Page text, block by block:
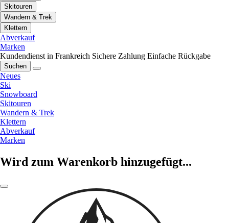
Skitouren
Wandern & Trek
Klettern
Abverkauf
Marken
Kundendienst in Frankreich Sichere Zahlung Einfache Rückgabe
Suchen
Neues
Ski
Snowboard
Skitouren
Wandern & Trek
Klettern
Abverkauf
Marken
Wird zum Warenkorb hinzugefügt...